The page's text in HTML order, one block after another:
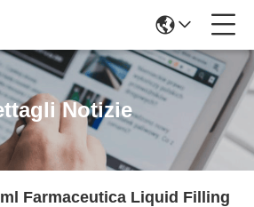
Notizie
Farmaceutica Liquid Filling